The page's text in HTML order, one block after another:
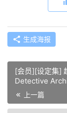
生成海报
[会员][设定集]
Detective
上一篇